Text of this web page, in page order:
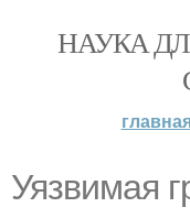
НАУКА
Уязвимая